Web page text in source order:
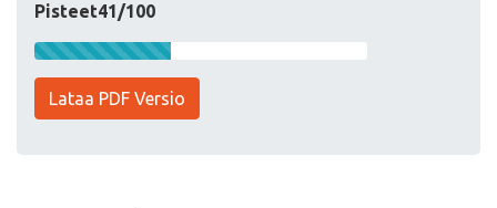
Pisteet41/100
Lataa PDF Versio